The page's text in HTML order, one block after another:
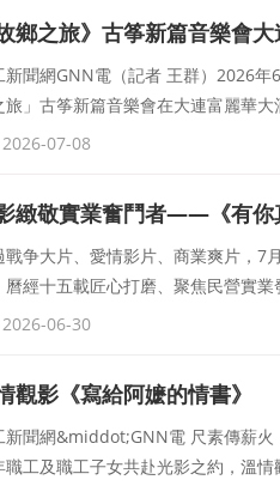
故鄉之旅》古筝新篇音樂會
新聞網GNN電（記者 王群）2026
旅」古筝新篇音樂會在大連富麗華
2026-07-08
緻敬實業奮鬥者——《有你
戰争大片、愛情影片、商業爽片，7
曆經十五載匠心打磨、聚焦民營實
2026-06-30
觀影《寫給阿嬷的情書》
新聞網&middot;GNN電 尺素傳薪火
職工及職工子女共赴光影之約，溫